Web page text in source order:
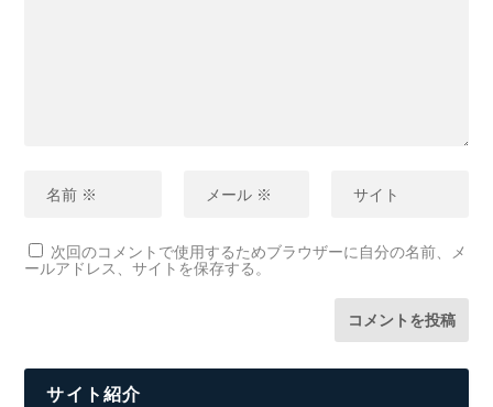
次回のコメントで使用するためブラウザーに自分の名前、メ
ールアドレス、サイトを保存する。
サイト紹介